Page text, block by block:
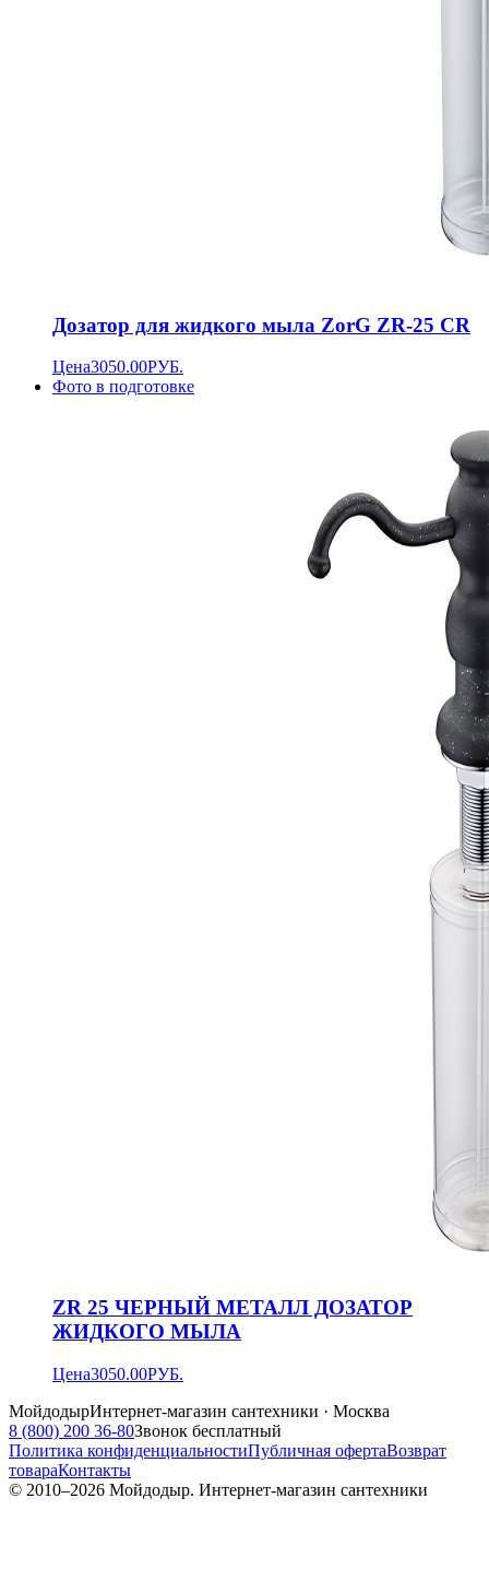
Дозатор для жидкого мыла ZorG ZR-25 CR
Цена3050.00РУБ.
Фото в подготовке
ZR 25 ЧЕРНЫЙ МЕТАЛЛ ДОЗАТОР
ЖИДКОГО МЫЛА
Цена3050.00РУБ.
МойдодырИнтернет-магазин сантехники · Москва
8 (800) 200 36-80Звонок бесплатный
Политика конфиденциальностиПубличная офертаВозврат
товараКонтакты
© 2010–2026 Мойдодыр. Интернет-магазин сантехники